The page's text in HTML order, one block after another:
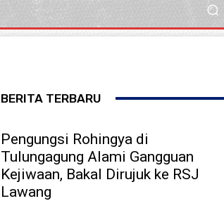
BERITA TERBARU
Pengungsi Rohingya di
Tulungagung Alami Gangguan
Kejiwaan, Bakal Dirujuk ke RSJ
Lawang